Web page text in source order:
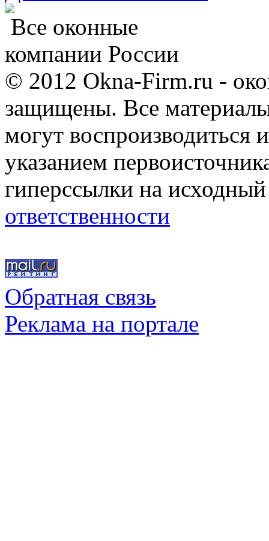
Все оконные
компании России
© 2012 Okna-Firm.ru -
защищены. Все
могут воспроизводиться
указанием
гиперссылки на
ответственности
Обратная связь
Реклама на портале